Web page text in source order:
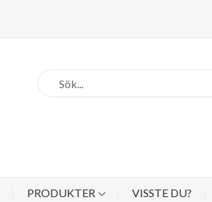
PRODUKTER VISSTE DU?